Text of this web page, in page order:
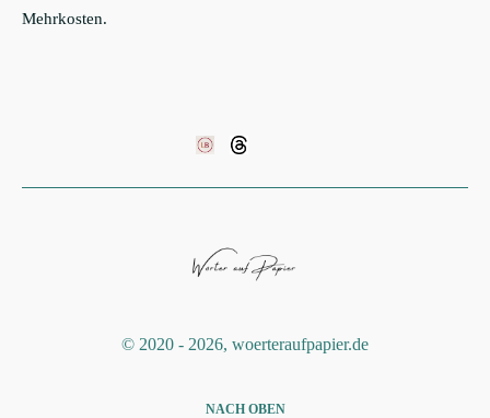
Mehrkosten.
©️ 2020 - 2026, woerteraufpapier.de
NACH OBEN